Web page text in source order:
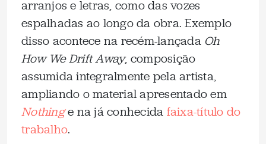
arranjos e letras, como das vozes
espalhadas ao longo da obra. Exemplo
disso acontece na recém-lançada Oh
How We Drift Away, composição
assumida integralmente pela artista,
ampliando o material apresentado em
Nothinge na já conhecida faixa-título do
trabalho.